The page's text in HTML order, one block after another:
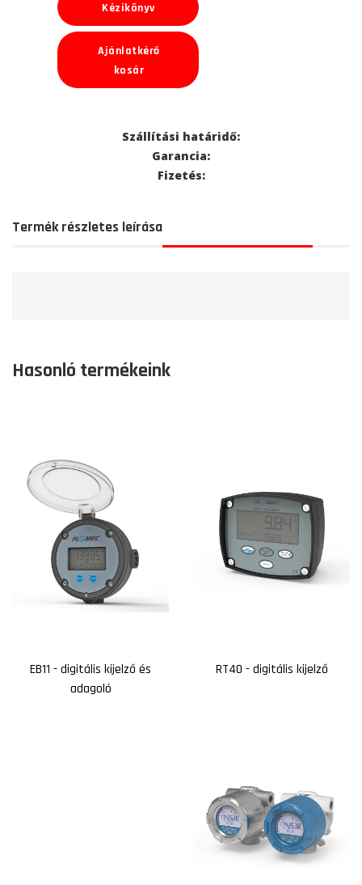
Kézikönyv
Ajánlatkérő
kosár
Szállítási határidő:
Garancia:
Fizetés:
Termék részletes leírása
Hasonló termékeink
EB11 - digitális kijelző és
adagoló
RT40 - digitális kijelző